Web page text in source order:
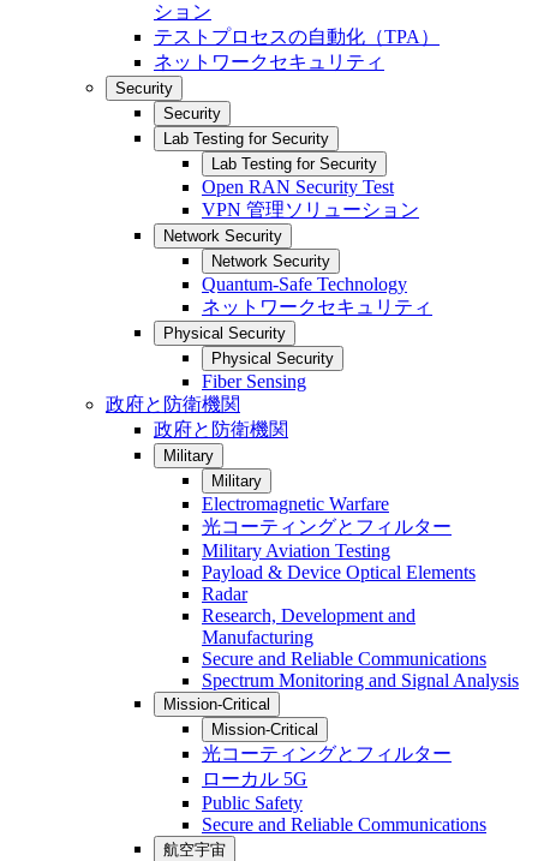
ション
テストプロセスの自動化（TPA）
ネットワークセキュリティ
Security
Security
Lab Testing for Security
Lab Testing for Security
Open RAN Security Test
VPN 管理ソリューション
Network Security
Network Security
Quantum-Safe Technology
ネットワークセキュリティ
Physical Security
Physical Security
Fiber Sensing
政府と防衛機関
政府と防衛機関
Military
Military
Electromagnetic Warfare
光コーティングとフィルター
Military Aviation Testing
Payload & Device Optical Elements
Radar
Research, Development and
Manufacturing
Secure and Reliable Communications
Spectrum Monitoring and Signal Analysis
Mission-Critical
Mission-Critical
光コーティングとフィルター
ローカル 5G
Public Safety
Secure and Reliable Communications
航空宇宙